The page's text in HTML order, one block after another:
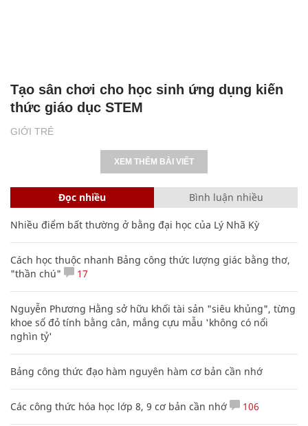
GIỚI TRẺ
Tạo sân chơi cho học sinh ứng dụng kiến
thức giáo dục STEM
XEM THÊM BÀI VIẾT
Đọc nhiều Bình luận nhiều
Nhiều điểm bất thường ở bằng đại học của Lý Nhã Kỳ
Cách học thuộc nhanh Bảng công thức lượng giác bằng thơ,
"thần chú"
17
Nguyễn Phương Hằng sở hữu khối tài sản "siêu khủng", từng
khoe sổ đỏ tính bằng cân, mắng cựu mẫu 'không có nổi
nghìn tỷ'
Bảng công thức đạo hàm nguyên hàm cơ bản cần nhớ
Các công thức hóa học lớp 8, 9 cơ bản cần nhớ 106